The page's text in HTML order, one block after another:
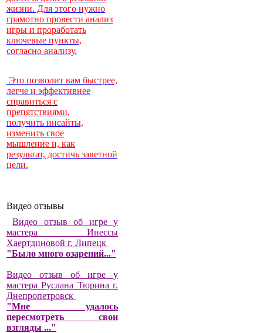
жизни. Для этого нужно
грамотно провести анализ
игры и проработать
ключевые пункты,
согласно анализу.
Это позволит вам быстрее,
легче и эффективнее
справиться с
препятствиями,
получить инсайты,
изменить свое
мышление и, как
результат, достичь заветной
цели.
Видео отзывы
Видео отзыв об игре у
мастера Инессы
Хаертдиновой г. Липецк
"Было много озарений..."
Видео отзыв об игре у
мастера Руслана Тюрина г.
Днепропетровск
"Мне удалось
пересмотреть свои
взгляды ..."